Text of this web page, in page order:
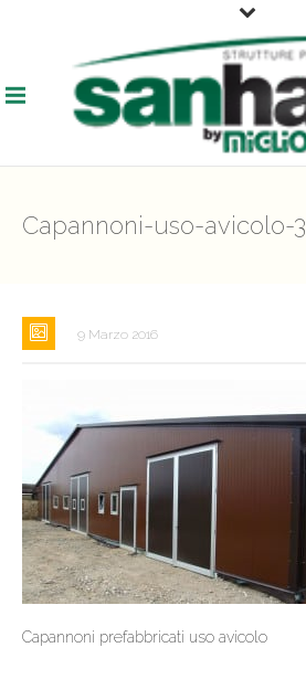
Capannoni-uso-avicolo-3
9 Marzo 2016
Capannoni prefabbricati uso avicolo